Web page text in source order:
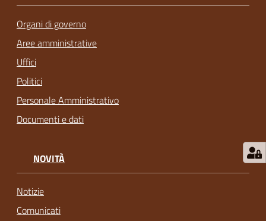
Organi di governo
Aree amministrative
Uffici
Politici
Personale Amministrativo
Documenti e dati
NOVITÀ
Notizie
Comunicati